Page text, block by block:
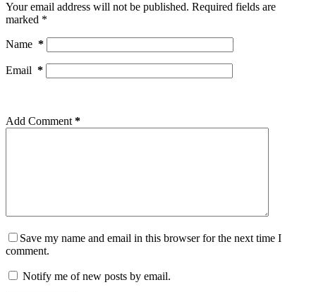
Your email address will not be published. Required fields are
marked *
Name *
Email *
Add Comment*
Save my name and email in this browser for the next time I
comment.
Notify me of new posts by email.